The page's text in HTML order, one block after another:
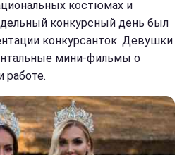
костюмах и
конкурсный день был
конкурсанток. Девушки
мини-фильмы о
работе.